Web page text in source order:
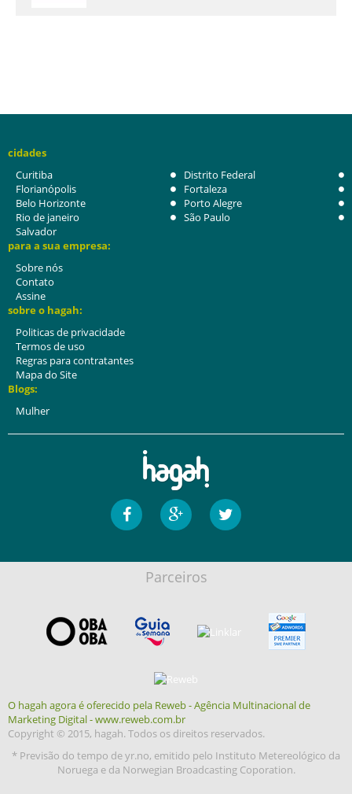
cidades
Curitiba
Distrito Federal
Florianópolis
Fortaleza
Belo Horizonte
Porto Alegre
Rio de janeiro
São Paulo
Salvador
para a sua empresa:
Sobre nós
Contato
Assine
sobre o hagah:
Politicas de privacidade
Termos de uso
Regras para contratantes
Mapa do Site
Blogs:
Mulher
Parceiros
O hagah agora é oferecido pela Reweb - Agência Multinacional de
Marketing Digital - www.reweb.com.br
Copyright © 2015, hagah. Todos os direitos reservados.
* Previsão do tempo de yr.no, emitido pelo Instituto Metereológico da
Noruega e da Norwegian Broadcasting Coporation.